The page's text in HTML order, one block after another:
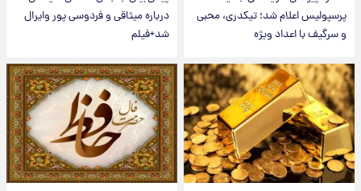
پرسپولیس اعلام شد؛ تیکدری، محبی
و سرگیف با اعداد ویژه
درباره میثاقی و فردوسی پور وایرال
شد+فیلم